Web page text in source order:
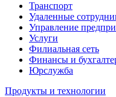
Транспорт
Удаленные
Управление
Услуги
Филиальная сеть
Финансы и
Юрслужба
Продукты и технологии